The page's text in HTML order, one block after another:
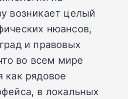
возникает целый
нюансов,
и правовых
во всем мире
как рядовое
в локальных